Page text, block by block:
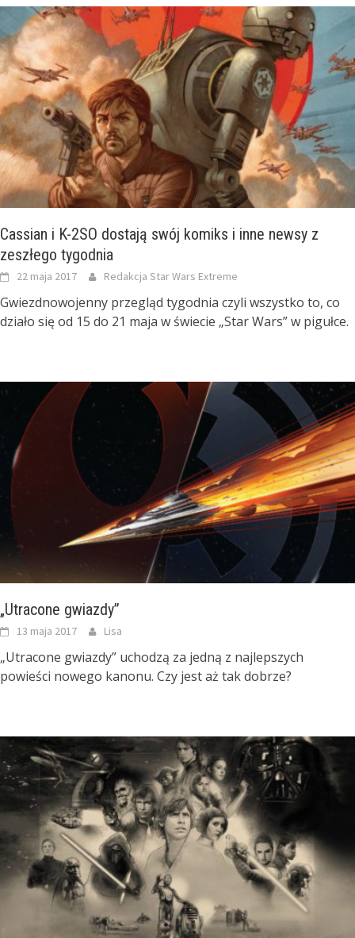
Cassian i K-2SO dostają swój komiks i inne newsy z
zeszłego tygodnia
22 maja 2017 Redakcja Star Wars Extreme
Gwiezdnowojenny przegląd tygodnia czyli wszystko to, co
działo się od 15 do 21 maja w świecie „Star Wars” w pigułce.
„Utracone gwiazdy”
13 maja 2017 Lisa
„Utracone gwiazdy” uchodzą za jedną z najlepszych
powieści nowego kanonu. Czy jest aż tak dobrze?